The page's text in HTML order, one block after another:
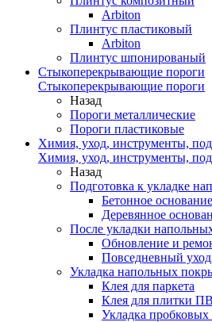
Arbiton
Плинтус пластиковый
Arbiton
Плинтус шпонированый
Стыкоперекрывающие пороги
Стыкоперекрывающие пороги
Назад
Пороги металлические
Пороги пластиковые
Химия, уход, инструменты,
Химия, уход, инструменты,
Назад
Подготовка к укладке
Бетонное основание
Деревянное
После укладки
Обновление и
Повседневный
Укладка напольных
Клея для паркета
Клея для плитки
Укладка